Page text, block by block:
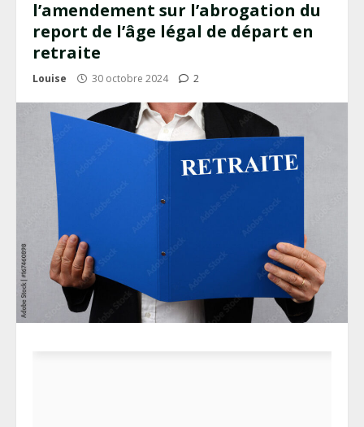
l’amendement sur l’abrogation du
report de l’âge légal de départ en
retraite
Louise 30 octobre 2024 2